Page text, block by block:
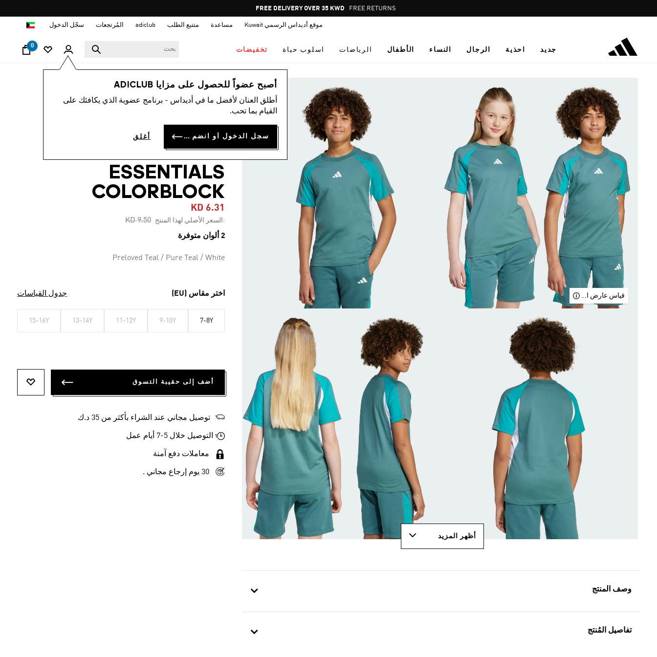
Pause
promotion
FREE DELIVERY OVER 35 KWD FREE RETURNS
موقع أديداس الرسمي Kuwait مساعدة متتبع الطلب adiclub المُرتجعات سجّل الدخول
جديد احذية الرجال النساء الأطفال الرياضات اسلوب حياة تخفيضات
0
أصبح عضواً للحصول على مزايا ADICLUB
أطلق العنان لأفضل ما في أديداس - برنامج عضوية الذي يكافئك على
القيام بما تحب.
سجل الدخول أو انضم الآن أغلق
قياس عارض الأزياء
أظهر المزيد
وصف المنتج
تفاصيل المُنتج
الأطفال الملابس
تيشيرت للأطفال
SEASONAL
ESSENTIALS
COLORBLOCK
KD 6.31
:السعر الأصلي لهذا المنتج Price reduced from
KD 9.50
to
2 ألوان متوفرة
Preloved Teal / Pure Teal / White
اختر مقاس (EU) جدول القياسات
7-8Y
9-10Y
11-12Y
13-14Y
15-16Y
أضف إلى حقيبة التسوق
توصيل مجاني عند الشراء بأكثر من 35 د.ك
التوصيل خلال 5-7 أيام عمل
معاملات دفع آمنة
30 يوم إرجاع مجاني .